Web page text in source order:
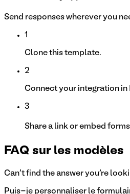
Send responses wherever you
1
Clone this template.
2
Connect your integration in
3
Share a link or embed forms
FAQ sur les modèles
Can't find the answer you're
Puis-je personnaliser le